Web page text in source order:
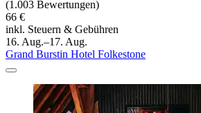
(1.003 Bewertungen)
66 €
inkl. Steuern & Gebühren
16. Aug.–17. Aug.
Grand Burstin Hotel Folkestone